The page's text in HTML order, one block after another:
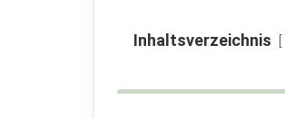
Inhaltsverzeichnis